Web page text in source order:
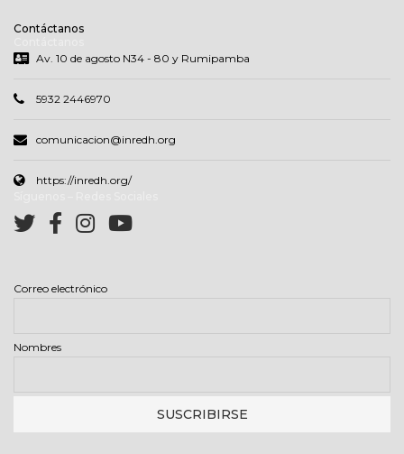
Contáctanos
Av. 10 de agosto N34 - 80 y Rumipamba
5932 2446970
comunicacion@inredh.org
https://inredh.org/
Correo electrónico
Nombres